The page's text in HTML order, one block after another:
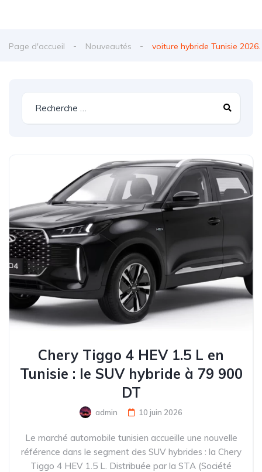
Page d'accueil Nouveautés voiture hybride Tunisie 2026.
Chery Tiggo 4 HEV 1.5 L en
Tunisie : le SUV hybride à 79 900
DT
admin 10 juin 2026
Le marché automobile tunisien accueille une nouvelle
référence dans le segment des SUV hybrides : la Chery
Tiggo 4 HEV 1.5 L. Distribuée par la STA (Société